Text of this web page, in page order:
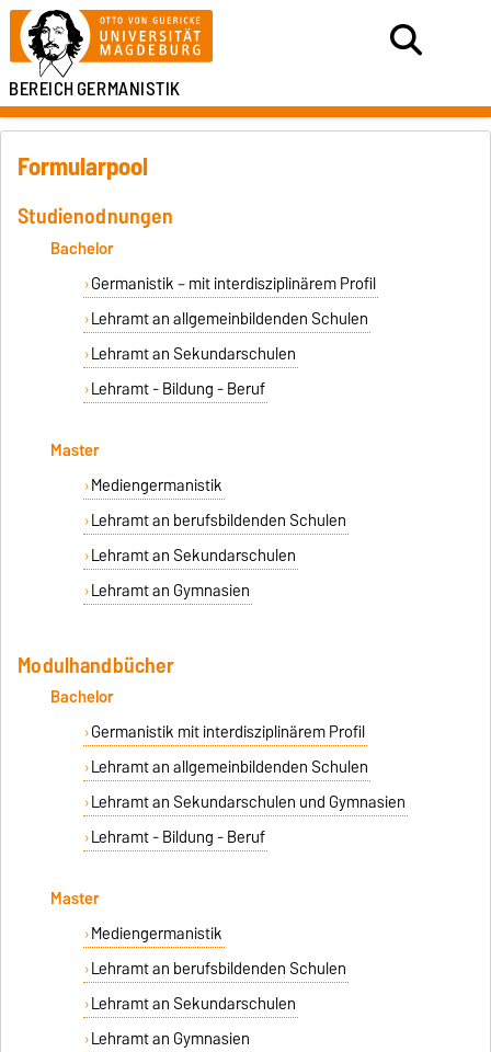
BEREICHGERMANISTIK
Formularpool
Studienodnungen
Bachelor
Germanistik – mit interdisziplinärem Profil
Lehramt an allgemeinbildenden Schulen
Lehramt an Sekundarschulen
Lehramt - Bildung - Beruf
Master
Mediengermanistik
Lehramt an berufsbildenden Schulen
Lehramt an Sekundarschulen
Lehramt an Gymnasien
Modulhandbücher
Bachelor
Germanistik mit interdisziplinärem Profil
Lehramt an allgemeinbildenden Schulen
Lehramt an Sekundarschulen und Gymnasien
Lehramt - Bildung - Beruf
Master
Mediengermanistik
Lehramt an berufsbildenden Schulen
Lehramt an Sekundarschulen
Lehramt an Gymnasien